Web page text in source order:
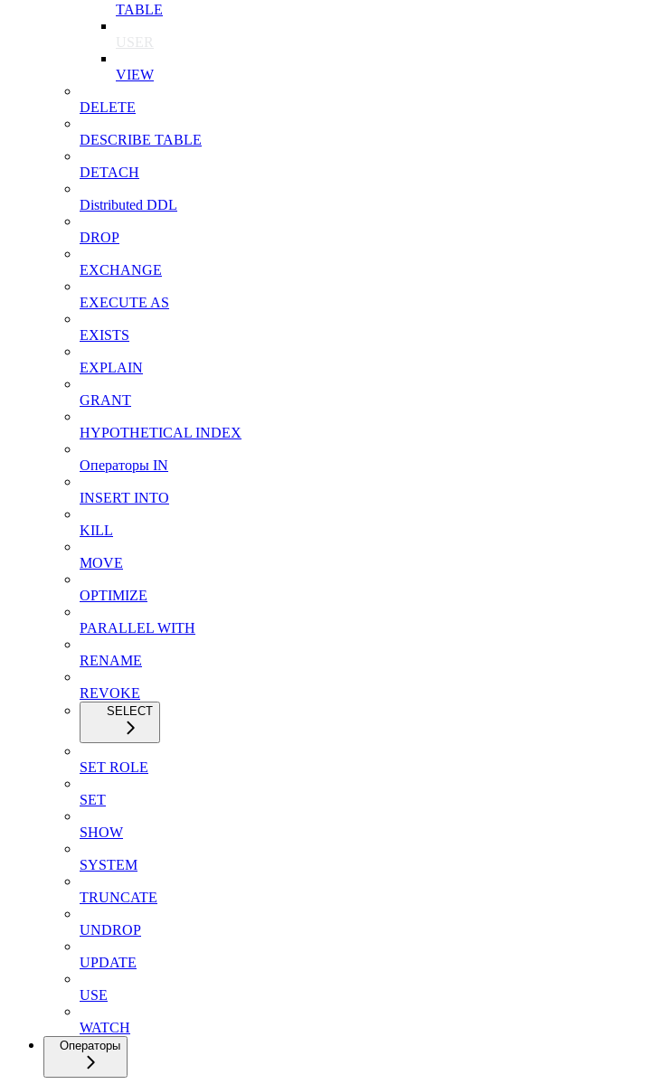
TABLE
USER
VIEW
DELETE
DESCRIBE TABLE
DETACH
Distributed DDL
DROP
EXCHANGE
EXECUTE AS
EXISTS
EXPLAIN
GRANT
HYPOTHETICAL INDEX
Операторы IN
INSERT INTO
KILL
MOVE
OPTIMIZE
PARALLEL WITH
RENAME
REVOKE
SELECT
SET ROLE
SET
SHOW
SYSTEM
TRUNCATE
UNDROP
UPDATE
USE
WATCH
Операторы